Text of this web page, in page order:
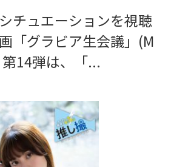
チュエーションを視聴
「グラビア生会議」(M
14弾は、「...